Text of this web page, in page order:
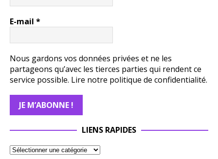
E-mail *
Nous gardons vos données privées et ne les
partageons qu’avec les tierces parties qui rendent ce
service possible. Lire notre politique de confidentialité.
LIENS RAPIDES